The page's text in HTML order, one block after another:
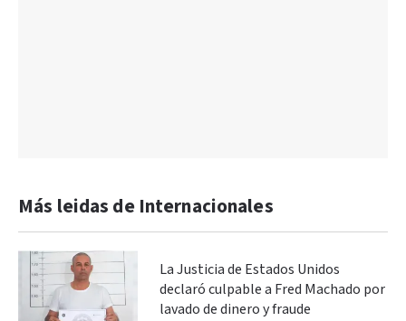
Más leidas de Internacionales
La Justicia de Estados Unidos
declaró culpable a Fred Machado por
lavado de dinero y fraude